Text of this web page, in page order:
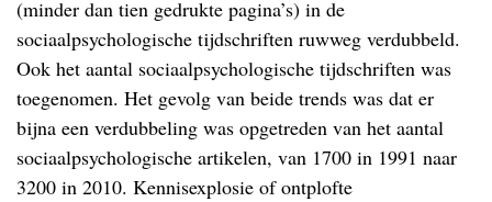
(minder dan tien gedrukte pagina’s) in de
sociaalpsychologische tijdschriften ruwweg verdubbeld.
Ook het aantal sociaalpsychologische tijdschriften was
toegenomen. Het gevolg van beide trends was dat er
bijna een verdubbeling was opgetreden van het aantal
sociaalpsychologische artikelen, van 1700 in 1991 naar
3200 in 2010. Kennisexplosie of ontplofte